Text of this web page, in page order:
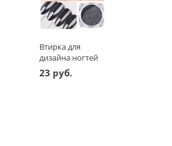
Втирка для
дизайна ногтей
"Чёрное
зеркало"
23 руб.